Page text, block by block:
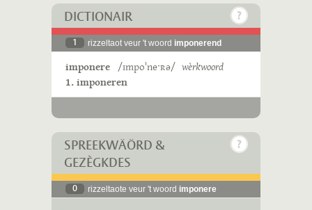
DICTIONAIR
1 rizzeltaot veur 't woord imponerend
imponere /ɪmpoˈneˑʀə/ wèrkwoord
1. imponeren
SPREEKWÄÖRD &
GEZÈGKDES
0 rizzeltaote veur 't woord imponere